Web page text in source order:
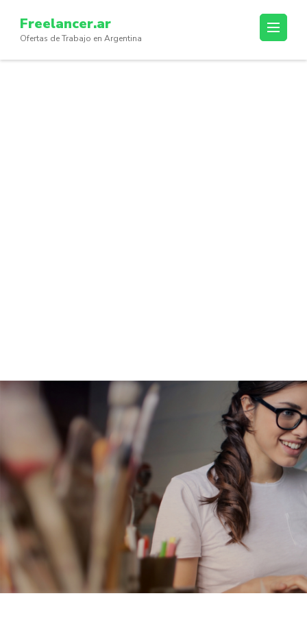
content
(Press
Freelancer.ar
Ofertas de Trabajo en Argentina